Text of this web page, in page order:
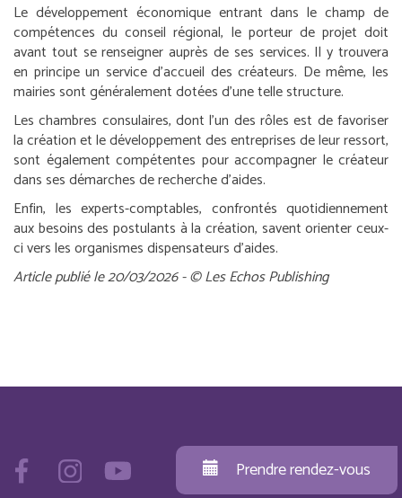
Le développement économique entrant dans le champ de
compétences du conseil régional, le porteur de projet doit
avant tout se renseigner auprès de ses services. Il y trouvera
en principe un service d’accueil des créateurs. De même, les
mairies sont généralement dotées d’une telle structure.
Les chambres consulaires, dont l’un des rôles est de favoriser
la création et le développement des entreprises de leur ressort,
sont également compétentes pour accompagner le créateur
dans ses démarches de recherche d’aides.
Enfin, les experts-comptables, confrontés quotidiennement
aux besoins des postulants à la création, savent orienter ceux-
ci vers les organismes dispensateurs d’aides.
Article publié le 20/03/2026 - © Les Echos Publishing
Prendre rendez-vous